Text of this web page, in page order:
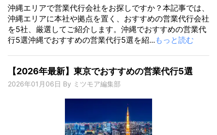
沖縄エリアで営業代行会社をお探しですか？本記事では、
沖縄エリアに本社や拠点を置く、おすすめの営業代行会社
を5社、厳選してご紹介します。沖縄でおすすめの営業代
行5選沖縄でおすすめの営業代行5選を紹... もっと読む
【2026年最新】東京でおすすめの営業代行5選
2026年01月06日 By ミツモア編集部